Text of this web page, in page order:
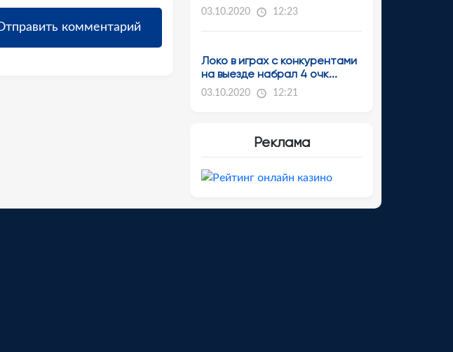
03.10.2020 12:23
Локо в играх с конкурентами
на выезде набрал 4 очк...
03.10.2020 12:21
Реклама